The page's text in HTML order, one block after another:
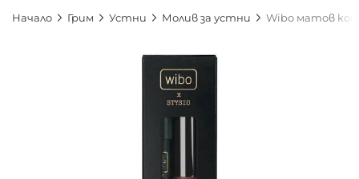
Начало Грим Устни Молив за устни Wibo матов